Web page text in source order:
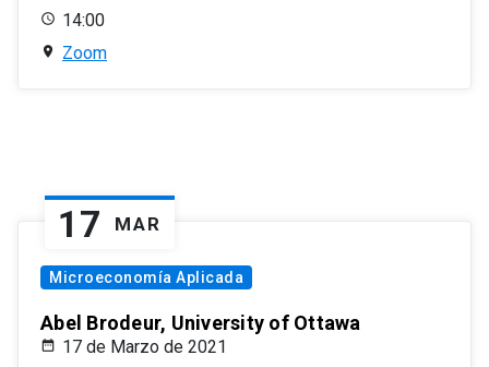
14:00
Zoom
17 MAR
Microeconomía Aplicada
Abel Brodeur, University of Ottawa
17 de Marzo de 2021